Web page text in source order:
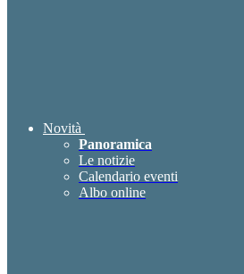
Novità
Panoramica
Le notizie
Calendario eventi
Albo online